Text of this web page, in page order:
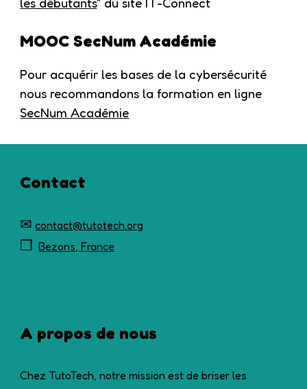
MOOC SecNum Académie
Pour acquérir les bases de la cybersécurité
nous recommandons la formation en ligne
SecNum Académie
Contact
✉ contact@tutotech.org
❐ Bezons, France
A propos de nous
Chez TutoTech, notre mission est de briser les